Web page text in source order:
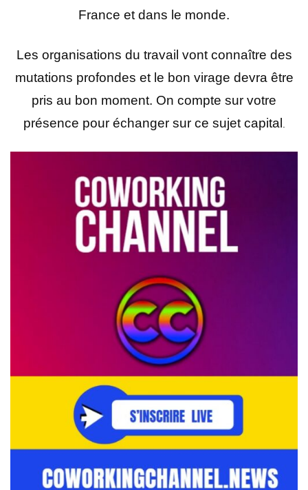
France et dans le monde.
Les organisations du travail vont connaître des
mutations profondes et le bon virage devra être
pris au bon moment. On compte sur votre
présence pour échanger sur ce sujet capital